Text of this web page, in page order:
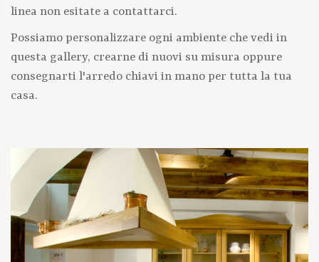
linea non esitate a contattarci.
Possiamo personalizzare ogni ambiente che vedi in
questa gallery, crearne di nuovi su misura oppure
consegnarti l'arredo chiavi in mano per tutta la tua
casa.